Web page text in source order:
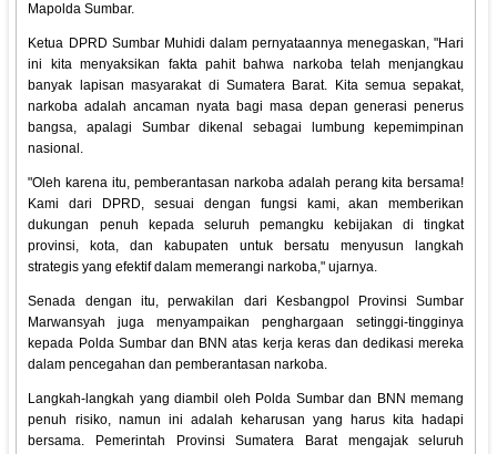
Mapolda Sumbar.
Ketua DPRD Sumbar Muhidi dalam pernyataannya menegaskan, "Hari
ini kita menyaksikan fakta pahit bahwa narkoba telah menjangkau
banyak lapisan masyarakat di Sumatera Barat. Kita semua sepakat,
narkoba adalah ancaman nyata bagi masa depan generasi penerus
bangsa, apalagi Sumbar dikenal sebagai lumbung kepemimpinan
nasional.
"Oleh karena itu, pemberantasan narkoba adalah perang kita bersama!
Kami dari DPRD, sesuai dengan fungsi kami, akan memberikan
dukungan penuh kepada seluruh pemangku kebijakan di tingkat
provinsi, kota, dan kabupaten untuk bersatu menyusun langkah
strategis yang efektif dalam memerangi narkoba," ujarnya.
Senada dengan itu, perwakilan dari Kesbangpol Provinsi Sumbar
Marwansyah juga menyampaikan penghargaan setinggi-tingginya
kepada Polda Sumbar dan BNN atas kerja keras dan dedikasi mereka
dalam pencegahan dan pemberantasan narkoba.
Langkah-langkah yang diambil oleh Polda Sumbar dan BNN memang
penuh risiko, namun ini adalah keharusan yang harus kita hadapi
bersama. Pemerintah Provinsi Sumatera Barat mengajak seluruh